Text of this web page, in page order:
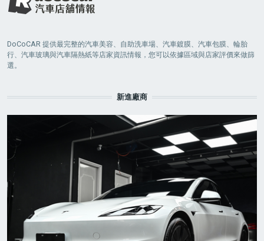
DoCoCAR 提供最完整的汽車美容、自助洗車場、汽車鍍膜、汽車包膜、輪胎
行、汽車玻璃與汽車隔熱紙等店家資訊情報，您可以依據區域與店家評價來做篩
選。
新進廠商